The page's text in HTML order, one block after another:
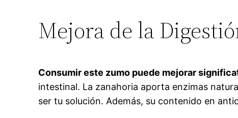
Mejora de la
Consumir este zumo puede mejorar
intestinal. La zanahoria aporta enzimas
ser tu solución. Además, su contenido en